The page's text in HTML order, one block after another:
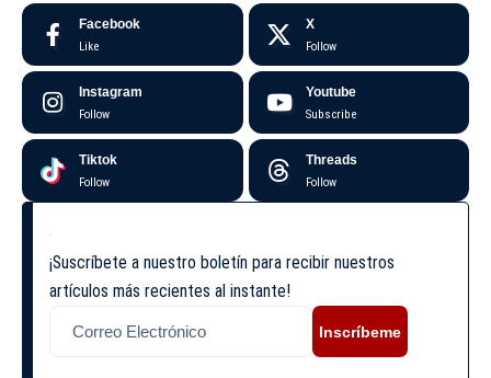
Facebook
Like
X
Follow
Instagram
Follow
Youtube
Subscribe
Tiktok
Follow
Threads
Follow
¡Suscríbete a nuestro boletín para recibir nuestros
artículos más recientes al instante!
Inscríbeme